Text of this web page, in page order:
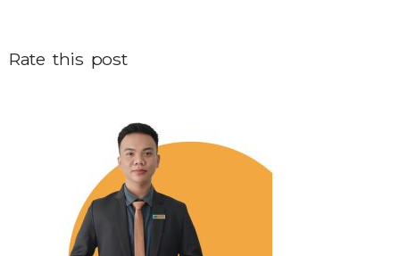
Rate this post